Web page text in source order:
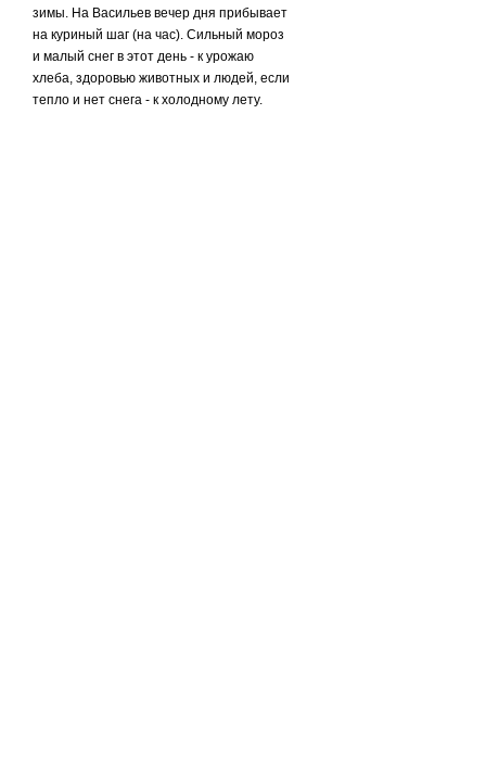
зимы. На Васильев вечер дня прибывает
на куриный шаг (на час). Сильный мороз
и малый снег в этот день - к урожаю
хлеба, здоровью животных и людей, если
тепло и нет снега - к холодному лету.